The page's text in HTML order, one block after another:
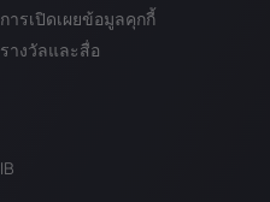
การเปิดเผยข้อมูลคุกกี้
รางวัลและสื่อ
IB